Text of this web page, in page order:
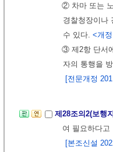
② 차마 또는
경찰청장이나
수 있다. <개
③ 제2항 단서
자의 통행을
[전문개정
제28조의2(보행
여 필요하다
[본조신설